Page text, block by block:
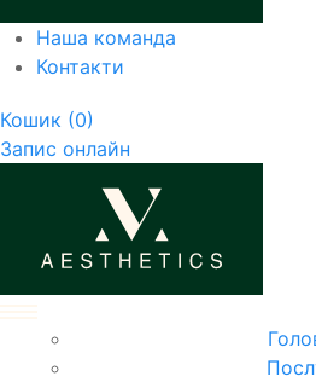
Наша команда
Контакти
Кошик (0)
Запис онлайн